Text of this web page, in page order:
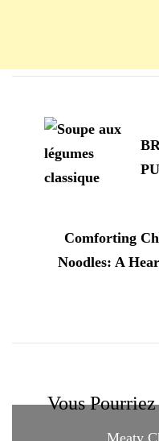
d'article
Comforting
Noodles: A
Vous
Meaty